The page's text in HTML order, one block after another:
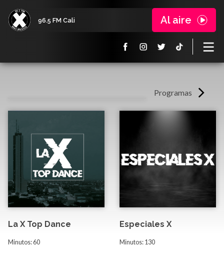
96.5 FM Cali Al aire
Programas
La X Top Dance
Minutos: 60
Especiales X
Minutos: 130